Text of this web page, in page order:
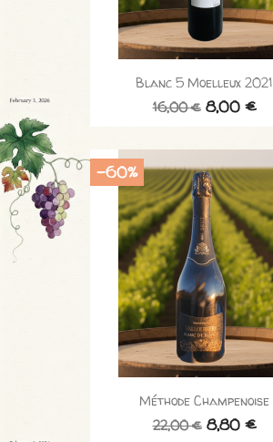
Blanc 5 Moelleux 2021
16,00 € 8,00 €
Méthode Champenoise
22,00 € 8,80 €
-60%